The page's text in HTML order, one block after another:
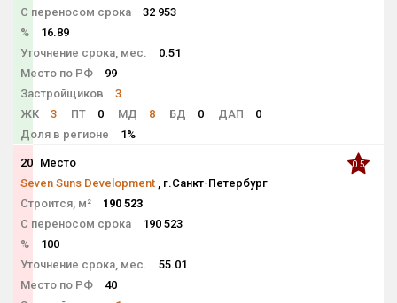
С переносом срока
32 953
%
16.89
Уточнение срока, мес.
0.51
Место по РФ
99
Застройщиков
3
ЖК
3 ПТ 0 МД 8 БД 0 ДАП
0
Доля в регионе
1%
20 Место
Seven Suns Development , г.Санкт-Петербург
Строится, м²
190 523
С переносом срока
190 523
%
100
Уточнение срока, мес.
55.01
Место по РФ
40
0.5